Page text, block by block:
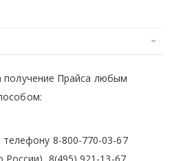
получение Прайса любым
8-800-770-03-67